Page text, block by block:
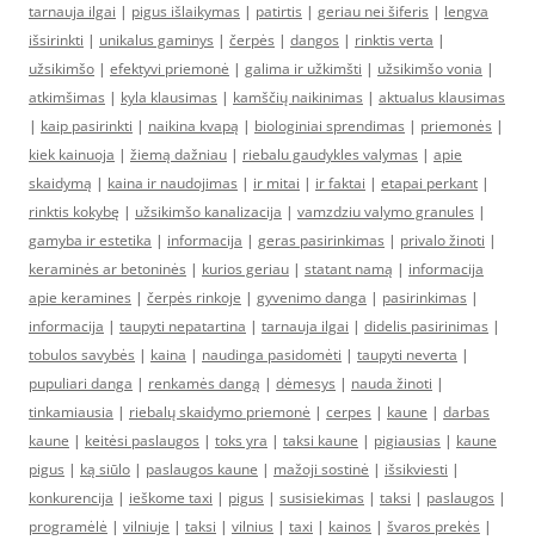
tarnauja ilgai | pigus išlaikymas | patirtis | geriau nei šiferis | lengva
išsirinkti | unikalus gaminys | čerpės | dangos | rinktis verta |
užsikimšo | efektyvi priemonė | galima ir užkimšti | užsikimšo vonia |
atkimšimas | kyla klausimas | kamščių naikinimas | aktualus klausimas
| kaip pasirinkti | naikina kvapą | biologiniai sprendimas | priemonės |
kiek kainuoja | žiemą dažniau | riebalu gaudykles valymas | apie
skaidymą | kaina ir naudojimas | ir mitai | ir faktai | etapai perkant |
rinktis kokybę | užsikimšo kanalizacija | vamzdziu valymo granules |
gamyba ir estetika | informacija | geras pasirinkimas | privalo žinoti |
keraminės ar betoninės | kurios geriau | statant namą | informacija
apie keramines | čerpės rinkoje | gyvenimo danga | pasirinkimas |
informacija | taupyti nepatartina | tarnauja ilgai | didelis pasirinimas |
tobulos savybės | kaina | naudinga pasidomėti | taupyti neverta |
pupuliari danga | renkamės dangą | dėmesys | nauda žinoti |
tinkamiausia | riebalų skaidymo priemonė | cerpes | kaune | darbas
kaune | keitėsi paslaugos | toks yra | taksi kaune | pigiausias | kaune
pigus | ką siūlo | paslaugos kaune | mažoji sostinė | išsikviesti |
konkurencija | ieškome taxi | pigus | susisiekimas | taksi | paslaugos |
programėlė | vilniuje | taksi | vilnius | taxi | kainos | švaros prekės |